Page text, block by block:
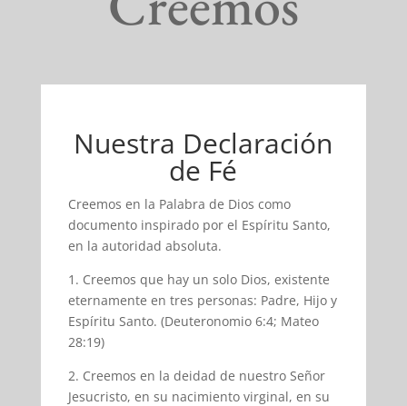
Nuestra Declaración
de Fé
Creemos en la Palabra de Dios como
documento inspirado por el Espíritu Santo,
en la autoridad absoluta.
1. Creemos que hay un solo Dios, existente
eternamente en tres personas: Padre, Hijo y
Espíritu Santo. (Deuteronomio 6:4; Mateo
28:19)
2. Creemos en la deidad de nuestro Señor
Jesucristo, en su nacimiento virginal, en su